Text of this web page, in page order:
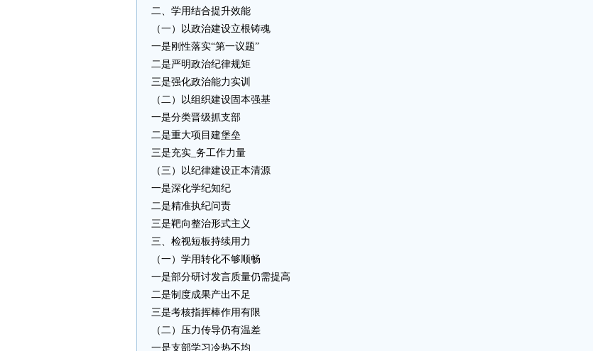
二、学用结合提升效能
（一）以政治建设立根铸魂
一是刚性落实“第一议题”
二是严明政治纪律规矩
三是强化政治能力实训
（二）以组织建设固本强基
一是分类晋级抓支部
二是重大项目建堡垒
三是充实_务工作力量
（三）以纪律建设正本清源
一是深化学纪知纪
二是精准执纪问责
三是靶向整治形式主义
三、检视短板持续用力
（一）学用转化不够顺畅
一是部分研讨发言质量仍需提高
二是制度成果产出不足
三是考核指挥棒作用有限
（二）压力传导仍有温差
一是支部学习冷热不均